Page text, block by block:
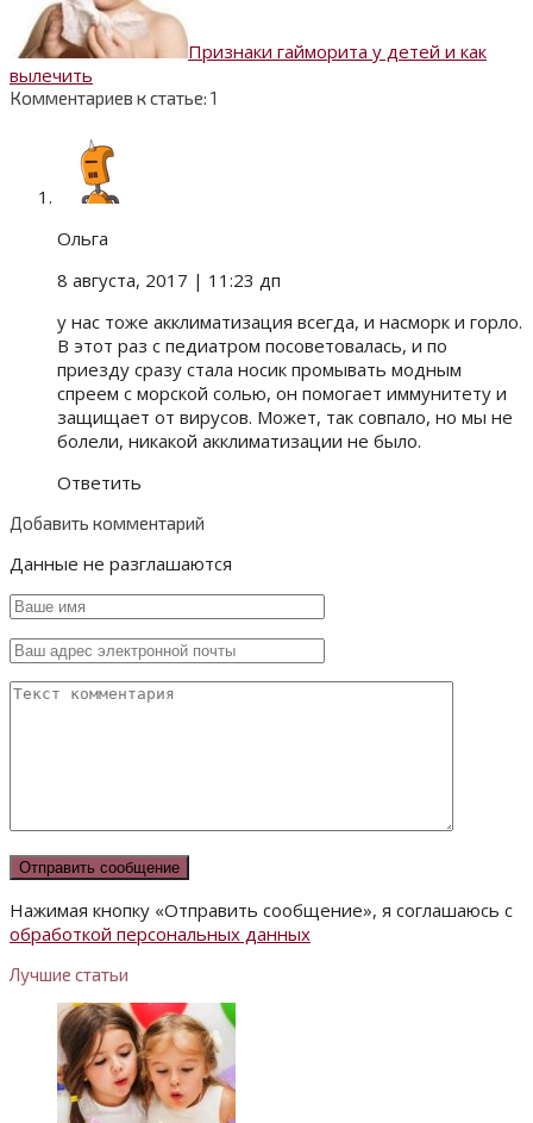
Признаки гайморита у детей и как
вылечить
Комментариев к статье: 1
Ольга
8 августа, 2017 | 11:23 дп
у нас тоже акклиматизация всегда, и насморк и горло.
В этот раз с педиатром посоветовалась, и по
приезду сразу стала носик промывать модным
спреем с морской солью, он помогает иммунитету и
защищает от вирусов. Может, так совпало, но мы не
болели, никакой акклиматизации не было.
Ответить
Добавить комментарий
Данные не разглашаются
Нажимая кнопку «Отправить сообщение», я соглашаюсь с
обработкой персональных данных
Лучшие статьи